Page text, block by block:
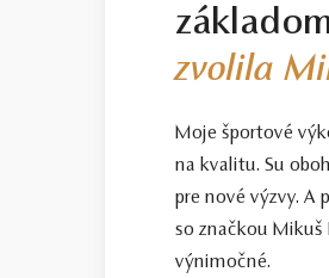
zvolila
Moje športové
na kvalitu. Su
pre nové výzvy. A
so značkou
výnimočné.